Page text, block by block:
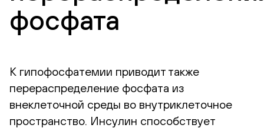
фосфата
К гипофосфатемии приводит также
перераспределение фосфата из
внеклеточной среды во внутриклеточное
пространство. Инсулин способствует